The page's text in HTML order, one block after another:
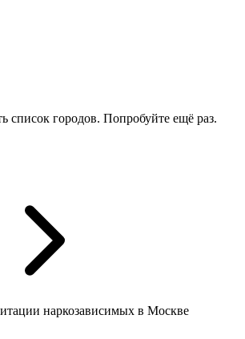
список городов. Попробуйте ещё раз.
наркозависимых в Москве